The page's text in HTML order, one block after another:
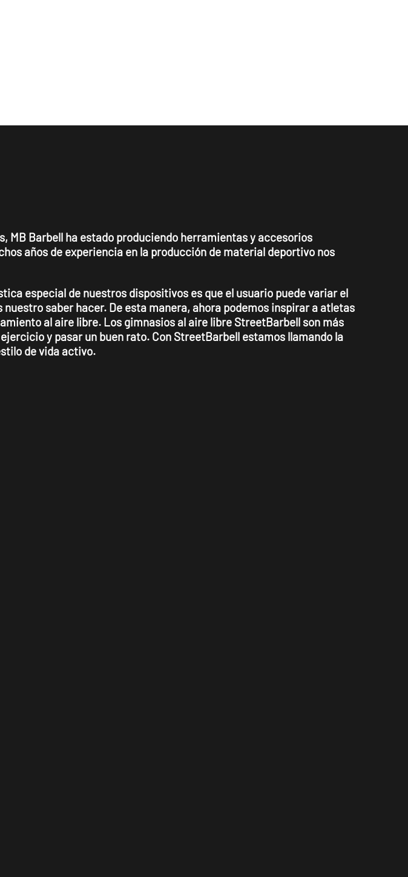
MB Barbell ha estado produciendo herramientas y accesorios
años de experiencia en la producción de material deportivo nos
especial de nuestros dispositivos es que el usuario puede variar el
saber hacer. De esta manera, ahora podemos inspirar a atletas
al aire libre. Los gimnasios al aire libre StreetBarbell son más
y pasar un buen rato. Con StreetBarbell estamos llamando la
de vida activo.